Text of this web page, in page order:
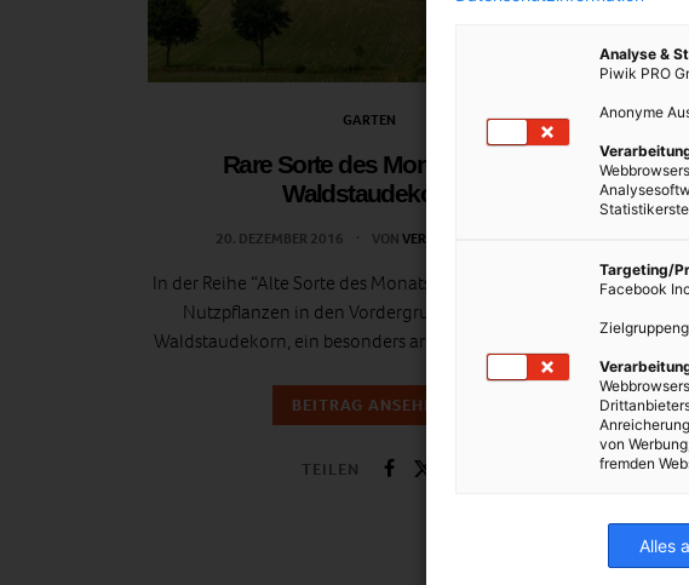
GARTEN
Rare Sorte des Monats: Das
Waldstaudekorn
20. DEZEMBER 2016 VONVERA KONDRATIUK
In der Reihe “Alte Sorte des Monats” rücken besondere
Nutzpflanzen in den Vordergrund. Diesmal das
Waldstaudekorn, ein besonders aromatischer Roggen.
BEITRAG ANSEHEN
TEILEN
Analyse &
Piwik PRO
Anonyme
Targeting/
Facebook
von
fremden
Alles